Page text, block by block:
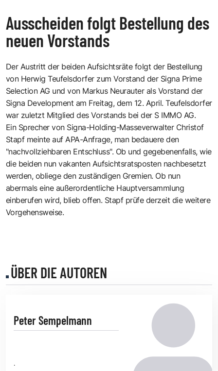
Ausscheiden folgt Bestellung des
neuen Vorstands
Der Austritt der beiden Aufsichtsräte folgt der Bestellung
von Herwig Teufelsdorfer zum Vorstand der Signa Prime
Selection AG und von Markus Neurauter als Vorstand der
Signa Development am Freitag, dem 12. April. Teufelsdorfer
war zuletzt Mitglied des Vorstands bei der S IMMO AG.
Ein Sprecher von Signa-Holding-Masseverwalter Christof
Stapf meinte auf APA-Anfrage, man bedauere den
"nachvollziehbaren Entschluss". Ob und gegebenenfalls, wie
die beiden nun vakanten Aufsichtsratsposten nachbesetzt
werden, obliege den zuständigen Gremien. Ob nun
abermals eine außerordentliche Hauptversammlung
einberufen wird, blieb offen. Stapf prüfe derzeit die weitere
Vorgehensweise.
ÜBER DIE AUTOREN
Peter Sempelmann
.